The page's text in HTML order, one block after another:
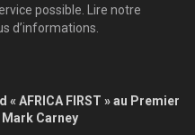
possible. Lire notre
d’informations.
« AFRICA FIRST » au Premier
Carney